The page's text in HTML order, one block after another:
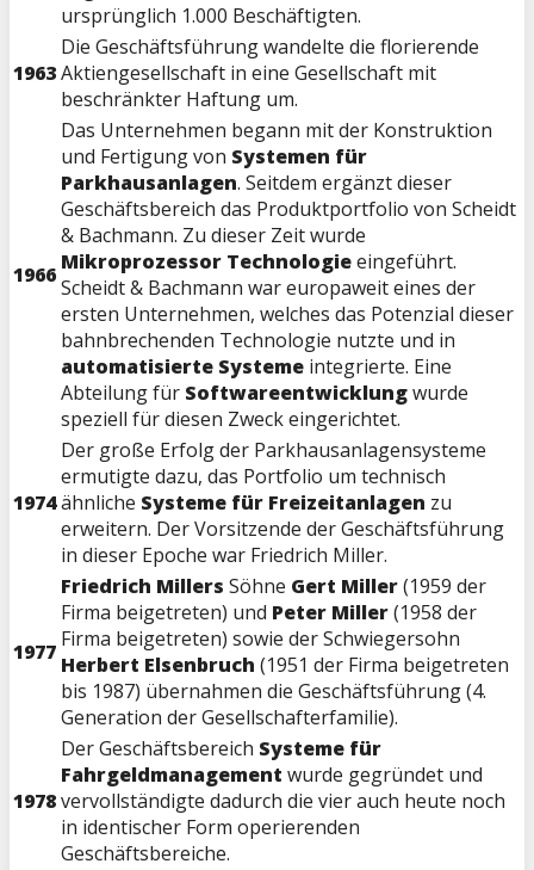
ursprünglich 1.000 Beschäftigten.
1963
Die Geschäftsführung wandelte die florierende
Aktiengesellschaft in eine Gesellschaft mit
beschränkter Haftung um.
1966
Das Unternehmen begann mit der Konstruktion
und Fertigung von Systemen für
Parkhausanlagen. Seitdem ergänzt dieser
Geschäftsbereich das Produktportfolio von Scheidt
& Bachmann. Zu dieser Zeit wurde
Mikroprozessor Technologieeingeführt.
Scheidt & Bachmann war europaweit eines der
ersten Unternehmen, welches das Potenzial dieser
bahnbrechenden Technologie nutzte und in
automatisierte Systeme integrierte. Eine
Abteilung für Softwareentwicklungwurde
speziell für diesen Zweck eingerichtet.
1974
Der große Erfolg der Parkhausanlagensysteme
ermutigte dazu, das Portfolio um technisch
ähnliche Systeme für Freizeitanlagen zu
erweitern. Der Vorsitzende der Geschäftsführung
in dieser Epoche war Friedrich Miller.
1977
Friedrich Millers Söhne Gert Miller(1959 der
Firma beigetreten) und Peter Miller(1958 der
Firma beigetreten) sowie der Schwiegersohn
Herbert Elsenbruch (1951 der Firma beigetreten
bis 1987) übernahmen die Geschäftsführung (4.
Generation der Gesellschafterfamilie).
1978
Der Geschäftsbereich Systeme für
Fahrgeldmanagement wurde gegründet und
vervollständigte dadurch die vier auch heute noch
in identischer Form operierenden
Geschäftsbereiche.